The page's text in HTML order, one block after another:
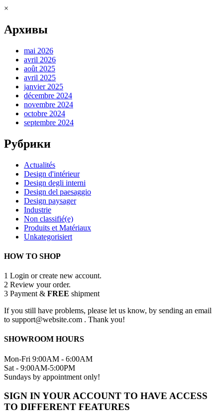
×
Архивы
mai 2026
avril 2026
août 2025
avril 2025
janvier 2025
décembre 2024
novembre 2024
octobre 2024
septembre 2024
Рубрики
Actualités
Design d'intérieur
Design degli interni
Design del paesaggio
Design paysager
Industrie
Non classifié(e)
Produits et Matériaux
Unkategorisiert
HOW TO SHOP
1 Login or create new account.
2 Review your order.
3 Payment & FREE shipment
If you still have problems, please let us know, by sending an email
to support@website.com . Thank you!
SHOWROOM HOURS
Mon-Fri 9:00AM - 6:00AM
Sat - 9:00AM-5:00PM
Sundays by appointment only!
SIGN IN YOUR ACCOUNT TO HAVE ACCESS
TO DIFFERENT FEATURES